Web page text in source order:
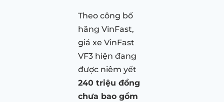
Theo công bố
hãng VinFast,
giá xe VinFast
VF3 hiện đang
được niêm yết
240 triệu đồng
chưa bao gồm